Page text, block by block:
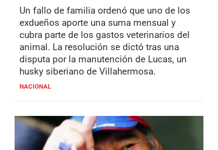
Un fallo de familia ordenó que uno de los
exdueños aporte una suma mensual y
cubra parte de los gastos veterinarios del
animal. La resolución se dictó tras una
disputa por la manutención de Lucas, un
husky siberiano de Villahermosa.
NACIONAL